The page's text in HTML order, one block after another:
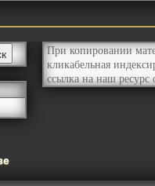
При копировании
кликабельная
ссылка на наш ресурс